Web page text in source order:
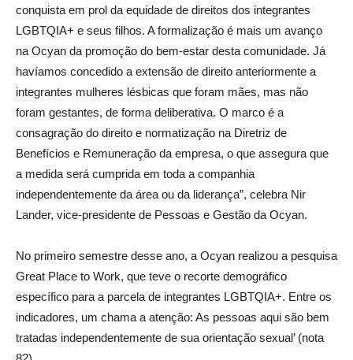
conquista em prol da equidade de direitos dos integrantes
LGBTQIA+ e seus filhos. A formalização é mais um avanço
na Ocyan da promoção do bem-estar desta comunidade. Já
havíamos concedido a extensão de direito anteriormente a
integrantes mulheres lésbicas que foram mães, mas não
foram gestantes, de forma deliberativa. O marco é a
consagração do direito e normatização na Diretriz de
Benefícios e Remuneração da empresa, o que assegura que
a medida será cumprida em toda a companhia
independentemente da área ou da liderança”, celebra Nir
Lander, vice-presidente de Pessoas e Gestão da Ocyan.
No primeiro semestre desse ano, a Ocyan realizou a pesquisa
Great Place to Work, que teve o recorte demográfico
específico para a parcela de integrantes LGBTQIA+. Entre os
indicadores, um chama a atenção: As pessoas aqui são bem
tratadas independentemente de sua orientação sexual’ (nota